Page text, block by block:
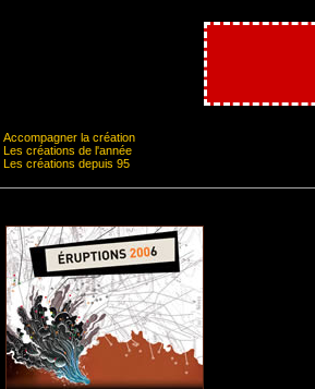
Accompagner la création
Les créations de l'année
Les créations depuis 95